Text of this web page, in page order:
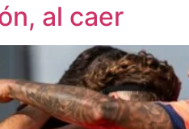
al caer